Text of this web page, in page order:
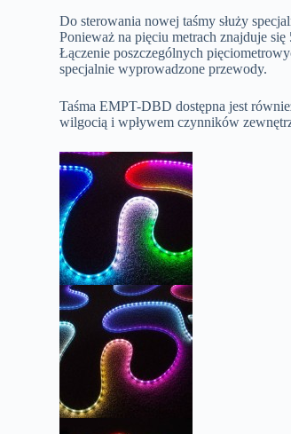
Do sterowania nowej taśmy służy
Ponieważ na pięciu metrach znajduje
Łączenie poszczególnych
specjalnie wyprowadzone przewody.
Taśma EMPT-DBD dostępna jest
wilgocią i wpływem czynników